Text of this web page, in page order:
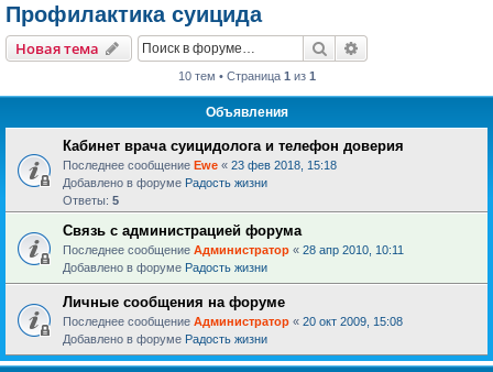
Профилактика суицида
Новая тема Поиск
10 тем • Страница 1 из 1
Объявления
Кабинет врача суицидолога и телефон доверия
Последнее сообщение Ewe « 23 фев 2018, 15:18
Добавлено в форуме Радость жизни
Ответы: 5
Связь с администрацией форума
Последнее сообщение Администратор « 28 апр 2010, 10:11
Добавлено в форуме Радость жизни
Личные сообщения на форуме
Последнее сообщение Администратор « 20 окт 2009, 15:08
Добавлено в форуме Радость жизни